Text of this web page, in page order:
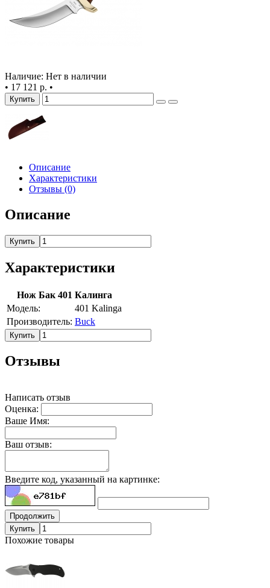
Наличие: Нет в наличии
• 17 121 р. •
Купить
Описание
Характеристики
Отзывы (0)
Описание
Купить
Характеристики
Нож Бак 401 Калинга
Модель:
401 Kalinga
Производитель: Buck
Купить
Отзывы
Написать отзыв
Оценка:
Ваше Имя:
Ваш отзыв:
Введите код, указанный на картинке:
Продолжить
Купить
Похожие товары